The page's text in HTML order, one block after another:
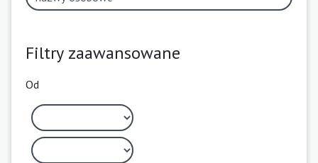
Filtry zaawansowane
Od